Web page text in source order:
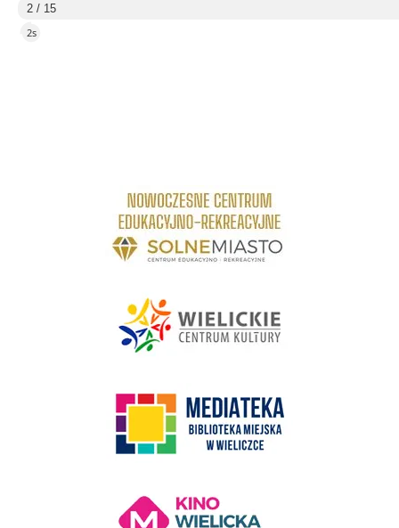
2 / 15
1s
link do strony Centrum Edukacyjno Rekreacyjne